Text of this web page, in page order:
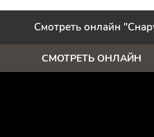
Смотреть онлайн
СМОТРЕТЬ ОНЛАЙН